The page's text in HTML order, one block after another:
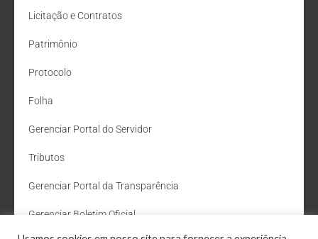
Licitação e Contratos
Patrimônio
Protocolo
Folha
Gerenciar Portal do Servidor
Tributos
Gerenciar Portal da Transparência
Gerenciar Boletim Oficial